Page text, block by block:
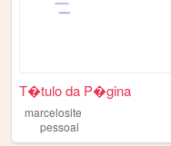
T�tulo da P�gina
marcelosite
pessoal